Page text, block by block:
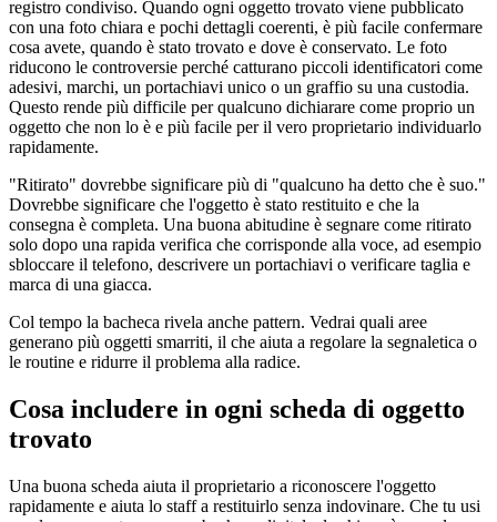
registro condiviso. Quando ogni oggetto trovato viene pubblicato
con una foto chiara e pochi dettagli coerenti, è più facile confermare
cosa avete, quando è stato trovato e dove è conservato. Le foto
riducono le controversie perché catturano piccoli identificatori come
adesivi, marchi, un portachiavi unico o un graffio su una custodia.
Questo rende più difficile per qualcuno dichiarare come proprio un
oggetto che non lo è e più facile per il vero proprietario individuarlo
rapidamente.
"Ritirato" dovrebbe significare più di "qualcuno ha detto che è suo."
Dovrebbe significare che l'oggetto è stato restituito e che la
consegna è completa. Una buona abitudine è segnare come ritirato
solo dopo una rapida verifica che corrisponde alla voce, ad esempio
sbloccare il telefono, descrivere un portachiavi o verificare taglia e
marca di una giacca.
Col tempo la bacheca rivela anche pattern. Vedrai quali aree
generano più oggetti smarriti, il che aiuta a regolare la segnaletica o
le routine e ridurre il problema alla radice.
Cosa includere in ogni scheda di oggetto
trovato
Una buona scheda aiuta il proprietario a riconoscere l'oggetto
rapidamente e aiuta lo staff a restituirlo senza indovinare. Che tu usi